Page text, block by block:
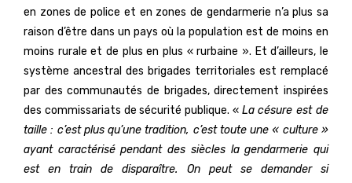
en zones de police et en zones de gendarmerie n’a plus sa
raison d’être dans un pays où la population est de moins en
moins rurale et de plus en plus « rurbaine ». Et d’ailleurs, le
système ancestral des brigades territoriales est remplacé
par des communautés de brigades, directement inspirées
des commissariats de sécurité publique. « La césure est de
taille : c’est plus qu’une tradition, c’est toute une « culture »
ayant caractérisé pendant des siècles la gendarmerie qui
est en train de disparaître. On peut se demander si